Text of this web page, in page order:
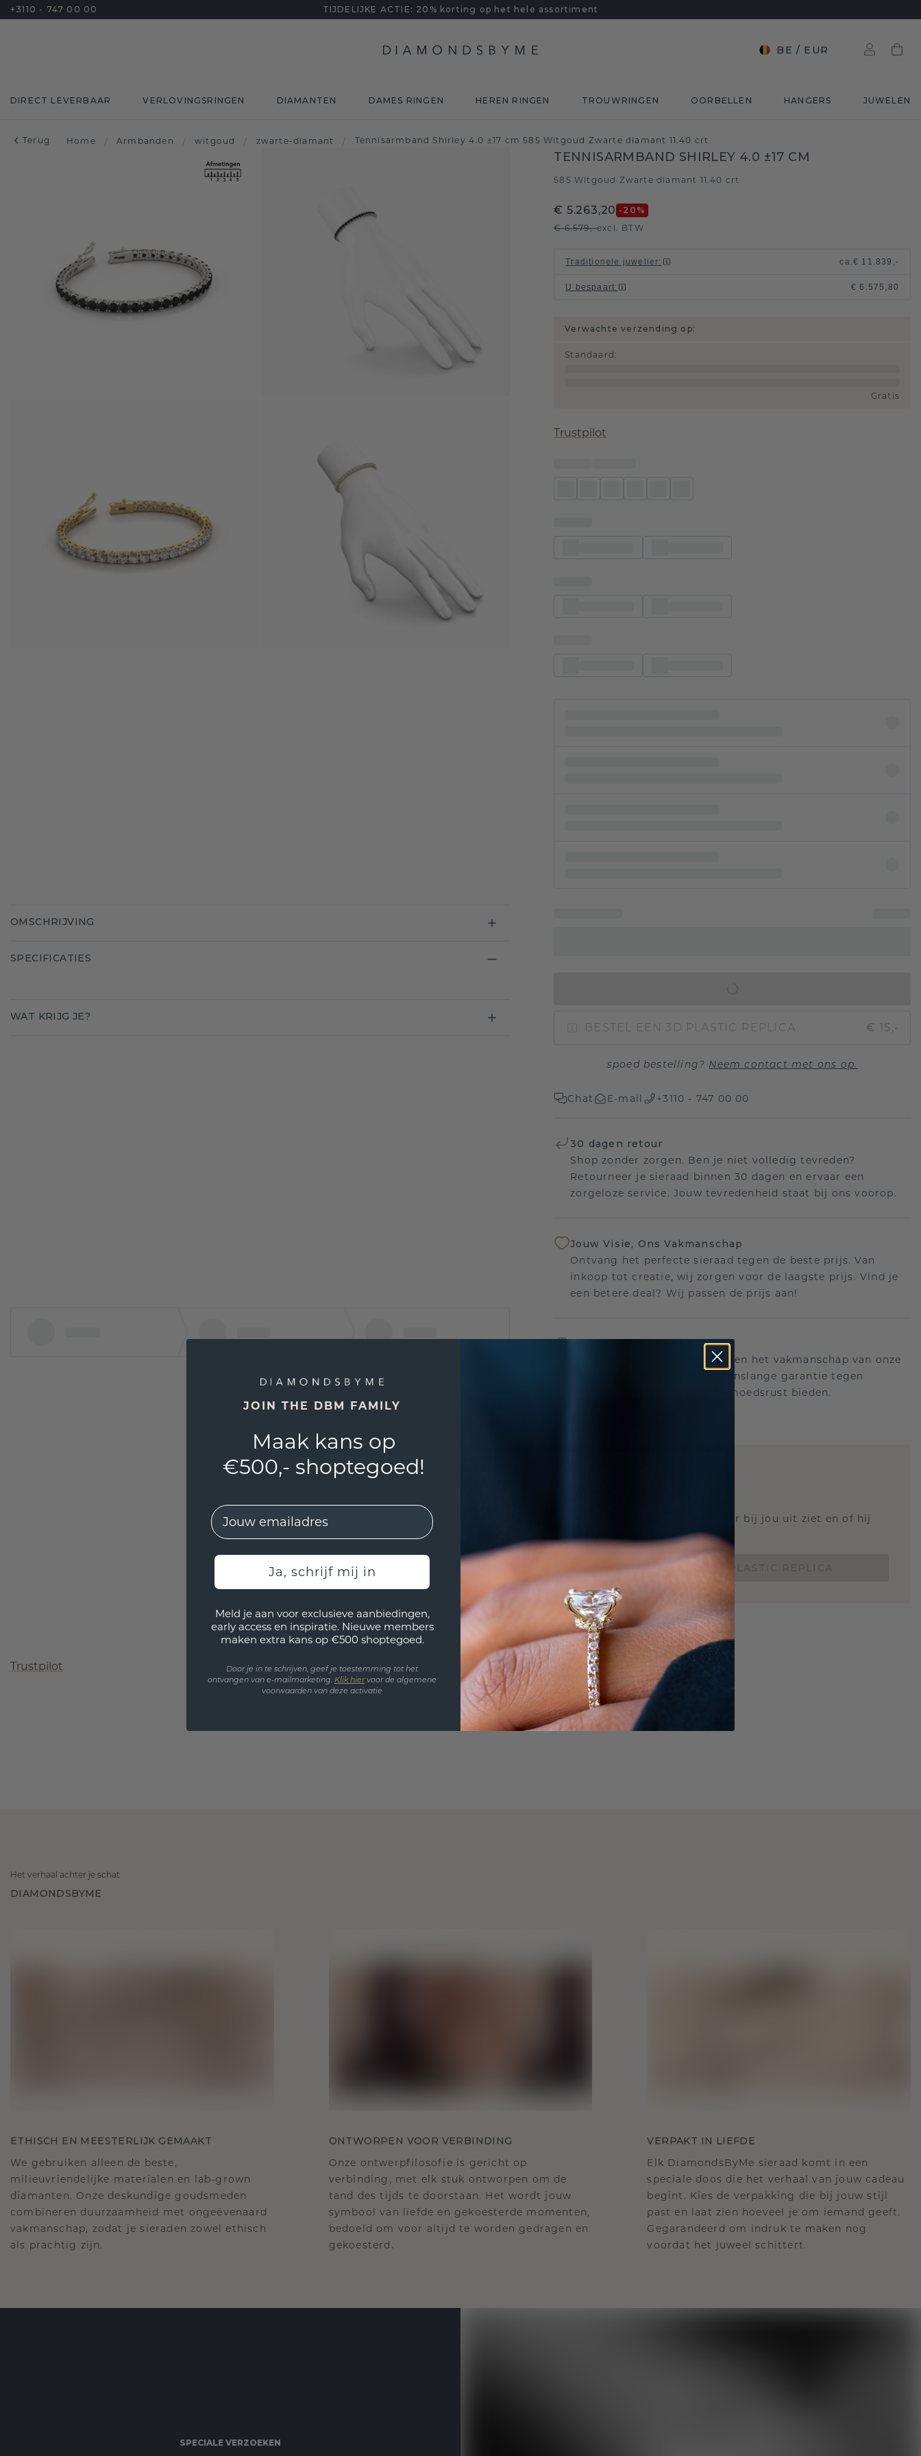
+3110 - 747 00 00 TIJDELIJKE ACTIE: 20% korting op het hele assortiment
BE / EUR
DIRECT LEVERBAAR VERLOVINGSRINGEN DIAMANTEN DAMES RINGEN HEREN RINGEN TROUWRINGEN OORBELLEN HANGERS JUWELEN
Terug Home / Armbanden / witgoud / zwarte-diamant / Tennisarmband Shirley 4.0 ±17 cm 585 Witgoud Zwarte diamant 11.40 crt
TENNISARMBAND SHIRLEY 4.0 ±17 CM
585 Witgoud Zwarte diamant 11.40 crt
€ 5.263,20 -20 %
€ 6.579,-excl. BTW
Traditionele juwelier: ca.€ 11.839,-
U bespaart: € 6.575,80
Verwachte verzending op:
Standaard :
Gratis
Trustpilot
BESTEL EEN 3D PLASTIC REPLICA € 15,-
spoed bestelling? Neem contact met ons op.
Chat E-mail +3110 - 747 00 00
30 dagen retour
Shop zonder zorgen. Ben je niet volledig tevreden?
Retourneer je sieraad binnen 30 dagen en ervaar een
zorgeloze service. Jouw tevredenheid staat bij ons voorop.
Jouw Visie, Ons Vakmanschap
Ontvang het perfecte sieraad tegen de beste prijs. Van
inkoop tot creatie, wij zorgen voor de laagste prijs. Vind je
een betere deal? Wij passen de prijs aan!
Wij staan achter de kwaliteit en het vakmanschap van onze
sieraden. Daarom: gratis levenslange garantie tegen
defecten die u voor altijd gemoedsrust bieden.
Wil jij weten hoe deze ring er bij jou uit ziet en of hij
past? Nu vanaf slechts €15,-
BESTEL EEN 3D PLASTIC REPLICA
OMSCHRIJVING
SPECIFICATIES
WAT KRIJG JE?
Trustpilot
Het verhaal achter je schat
DIAMONDSBYME
ETHISCH EN MEESTERLIJK GEMAAKT
We gebruiken alleen de beste,
milieuvriendelijke materialen en lab-grown
diamanten. Onze deskundige goudsmeden
combineren duurzaamheid met ongeëvenaard
vakmanschap, zodat je sieraden zowel ethisch
als prachtig zijn.
ONTWORPEN VOOR VERBINDING
Onze ontwerpfilosofie is gericht op
verbinding, met elk stuk ontworpen om de
tand des tijds te doorstaan. Het wordt jouw
symbool van liefde en gekoesterde momenten,
bedoeld om voor altijd te worden gedragen en
gekoesterd.
VERPAKT IN LIEFDE
Elk DiamondsByMe sieraad komt in een
speciale doos die het verhaal van jouw cadeau
begint. Kies de verpakking die bij jouw stijl
past en laat zien hoeveel je om iemand geeft.
Gegarandeerd om indruk te maken nog
voordat het juweel schittert.
SPECIALE VERZOEKEN
JOIN THE DBM FAMILY
Maak kans op
€500,- shoptegoed!
EMail
Ja, schrijf mij in
Meld je aan voor exclusieve aanbiedingen,
early access en inspiratie. Nieuwe members
maken extra kans op €500 shoptegoed.
Door je in te schrijven, geef je toestemming tot het
ontvangen van e-mailmarketing. Klik hiervoor de algemene
voorwaarden van deze activatie